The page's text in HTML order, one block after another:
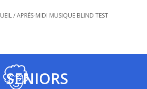
/APRÈS-MIDI MUSIQUE BLIND TEST
SENIORS